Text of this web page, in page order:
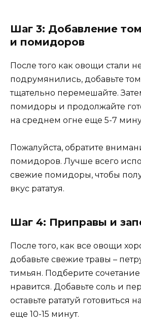
Шаг 3: Добавление
и помидоров
После того как овощи стали
подрумянились, добавьте
тщательно перемешайте.
помидоры и продолжайте
на среднем огне еще 5-7
Пожалуйста, обратите
помидоров. Лучше всего
свежие помидоры, чтобы
вкус рататуя.
Шаг 4: Приправы и
После того, как все овощи
добавьте свежие травы –
тимьян. Подберите сочетание
нравится. Добавьте соль и
оставьте рататуй готовиться
еще 10-15 минут.